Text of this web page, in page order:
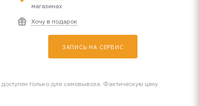
магазинах
Хочу в подарок
ЗАПИСЬ НА СЕРВИС
только для самовывоза. Фактическую цену